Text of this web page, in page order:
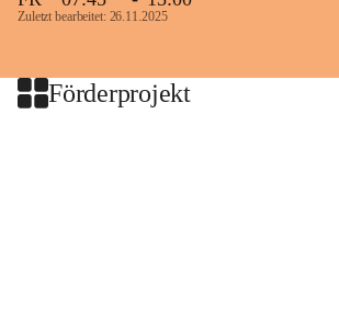
Zuletzt bearbeitet: 26.11.2025
Förderprojekt